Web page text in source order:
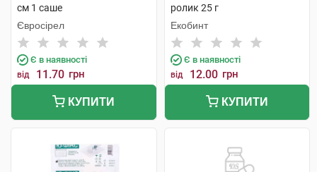
см 1 саше
Євросірел
Є в наявності
від 11.70 грн
КУПИТИ
ролик 25 г
Екобинт
Є в наявності
від 12.00 грн
КУПИТИ